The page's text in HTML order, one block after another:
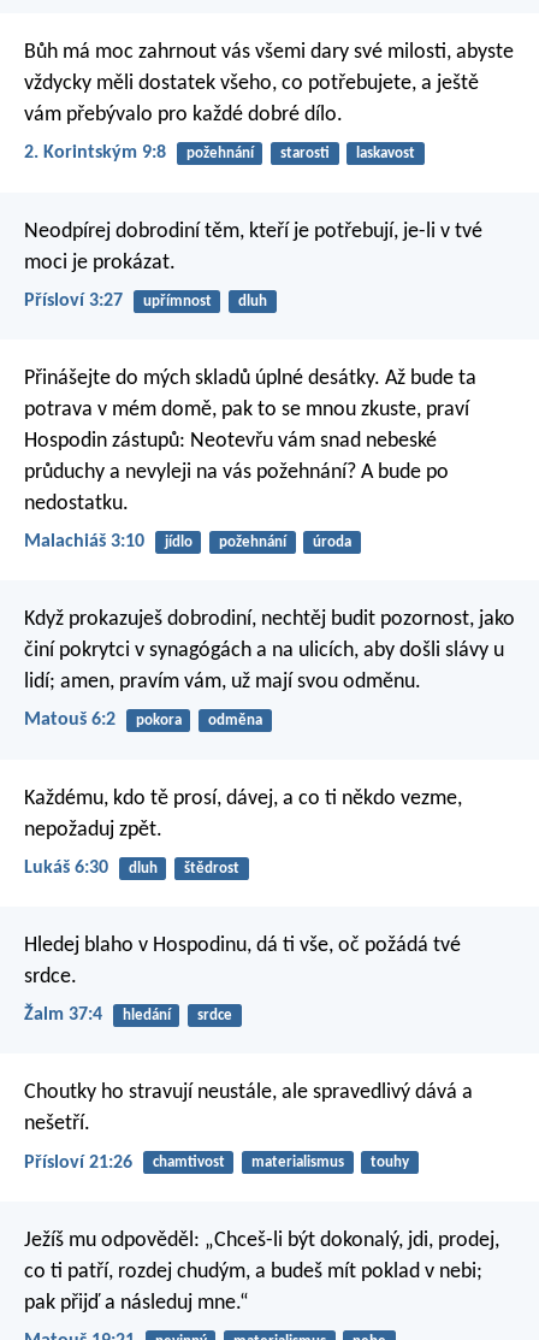
Bůh má moc zahrnout vás všemi dary své milosti, abyste
vždycky měli dostatek všeho, co potřebujete, a ještě
vám přebývalo pro každé dobré dílo.
2. Korintským 9:8 požehnání starosti laskavost
Neodpírej dobrodiní těm, kteří je potřebují, je-li v tvé
moci je prokázat.
Přísloví 3:27 upřímnost dluh
Přinášejte do mých skladů úplné desátky. Až bude ta
potrava v mém domě, pak to se mnou zkuste, praví
Hospodin zástupů: Neotevřu vám snad nebeské
průduchy a nevyleji na vás požehnání? A bude po
nedostatku.
Malachiáš 3:10 jídlo požehnání úroda
Když prokazuješ dobrodiní, nechtěj budit pozornost, jako
činí pokrytci v synagógách a na ulicích, aby došli slávy u
lidí; amen, pravím vám, už mají svou odměnu.
Matouš 6:2 pokora odměna
Každému, kdo tě prosí, dávej, a co ti někdo vezme,
nepožaduj zpět.
Lukáš 6:30 dluh štědrost
Hledej blaho v Hospodinu, dá ti vše, oč požádá tvé
srdce.
Žalm 37:4 hledání srdce
Choutky ho stravují neustále, ale spravedlivý dává a
nešetří.
Přísloví 21:26 chamtivost materialismus touhy
Ježíš mu odpověděl: „Chceš-li být dokonalý, jdi, prodej,
co ti patří, rozdej chudým, a budeš mít poklad v nebi;
pak přijď a následuj mne.“